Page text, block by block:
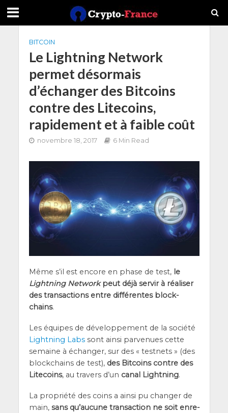
BITCOIN
Le Lightning Network
permet désormais
d’échanger des Bitcoins
contre des Litecoins,
rapidement et à faible coût
novembre 18, 2017 6 Min Read
Même s’il est encore en phase de test, le
Light­ning Net­workpeut déjà ser­vir à réa­li­ser
des tran­sac­tions entre dif­fé­rentes blo­ck­
chains.
Les équipes de déve­lop­pe­ment de la socié­té
Light­ning Labssont ain­si par­ve­nues cette
semaine à échan­ger, sur des « test­nets » (des
blo­ck­chains de test), des Bit­coins contre des
Lite­coins, au tra­vers d’un canal Light­ning.
La pro­prié­té des coins a ain­si pu chan­ger de
main, sans qu’au­cune tran­sac­tion ne soit enre­